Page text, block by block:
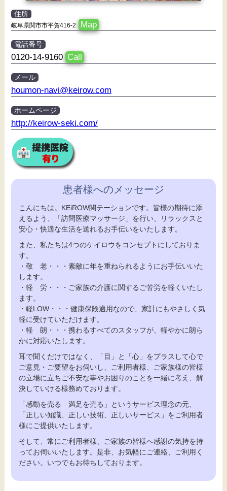
住所
岐阜県関市市平賀416-2 Map
電話番号
0120-14-9160 Call
メール
houmon-navi@keirow.com
ホームページ
http://keirow-seki.com/
患者様へのメッセージ
こんにちは。KEiROW関テーションです。皆様の期待に添
えるよう、「訪問医療マッサージ」を行い、リラックスと
安心・快適な生活を送れるお手伝いをいたします。
また、私たちは4つのケイロウをコンセプトにしておりま
す。
・敬 老・・・素敵に年を重ねられるようにお手伝いいた
します。
・軽 労・・・ご家族の介護に関するご苦労を軽くいたし
ます。
・軽LOW・・・健康保険適用なので、家計にもやさしく気
軽に受けていただけます。
・軽 朗・・・携わるすべてのスタッフが、軽やかに朗ら
かに対応いたします。
耳で聞くだけではなく、「目」と「心」をプラスして心で
ご意見・ご要望をお伺いし、ご利用者様、ご家族様の皆様
の立場に立ちご不安な事やお困りのことを一緒に考え、解
決していける様務めております。
「感動を売る 満足を売る」というサービス理念の元、
「正しい知識、正しい技術、正しいサービス」をご利用者
様にご提供いたします。
そして、常にご利用者様、ご家族の皆様へ感謝の気持を持
ってお伺いいたします。是非、お気軽にご連絡、ご利用く
ださい。いつでもお待ちしております。